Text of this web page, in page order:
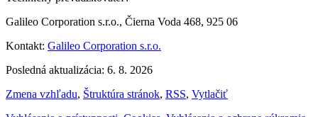
Galileo Corporation s.r.o., Čierna Voda 468, 925 06
Kontakt: Galileo Corporation s.r.o.
Posledná aktualizácia: 6. 8. 2026
Zmena vzhľadu, Štruktúra stránok, RSS, Vytlačiť